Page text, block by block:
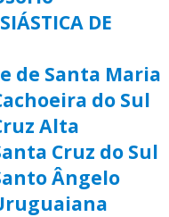
DE
de Santa Maria
do Sul
Alta
Cruz do Sul
Ângelo